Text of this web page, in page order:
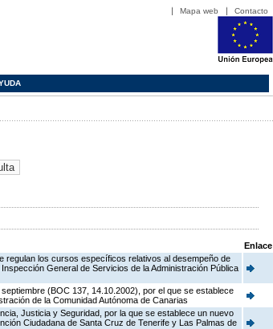
Mapa web Contacto
Enlace
regulan los cursos específicos relativos al desempeño de
General de Servicios de la Administración Pública
(BOC 137, 14.10.2002), por el que se establece
de la Comunidad Autónoma de Canarias
Justicia y Seguridad, por la que se establece un nuevo
Ciudadana de Santa Cruz de Tenerife y Las Palmas de